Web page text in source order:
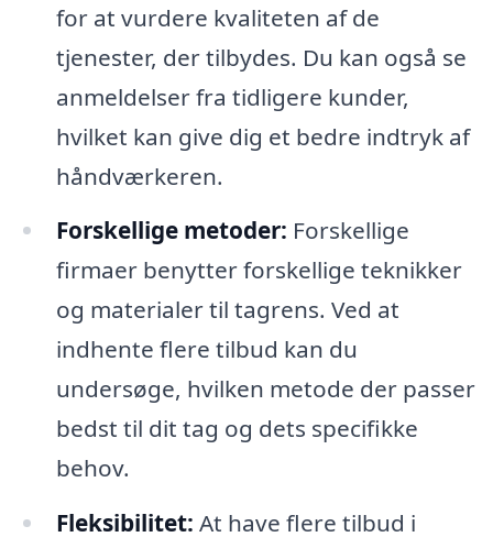
for at vurdere kvaliteten af de
tjenester, der tilbydes. Du kan også se
anmeldelser fra tidligere kunder,
hvilket kan give dig et bedre indtryk af
håndværkeren.
Forskellige metoder: Forskellige
firmaer benytter forskellige teknikker
og materialer til tagrens. Ved at
indhente flere tilbud kan du
undersøge, hvilken metode der passer
bedst til dit tag og dets specifikke
behov.
Fleksibilitet: At have flere tilbud i